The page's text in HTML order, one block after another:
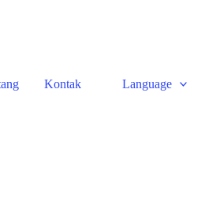
Kontak Language